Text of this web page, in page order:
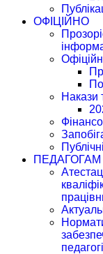
ОФІЦІЙНО
Накази
ПЕДАГОГАМ